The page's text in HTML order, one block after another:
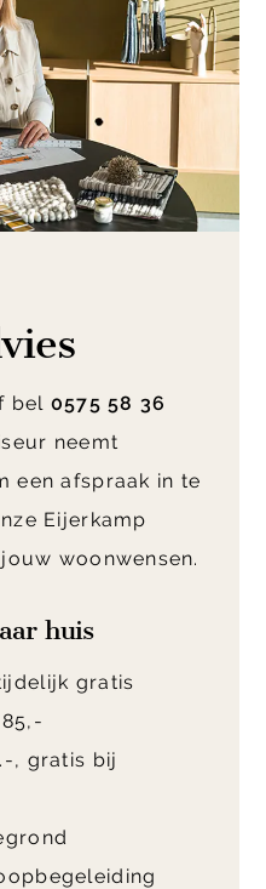
bel 0575 58 36
neemt
een afspraak in te
Eijerkamp
woonwensen.
huis
gratis
, gratis bij